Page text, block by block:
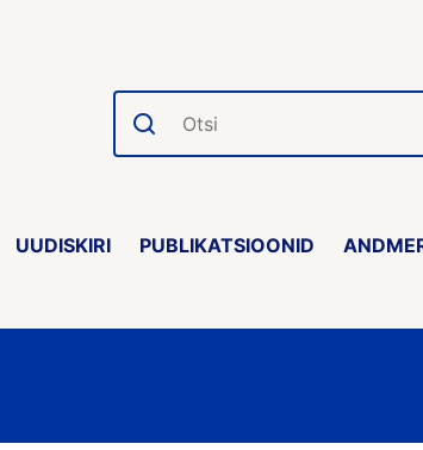
Otsi
UUDISKIRI PUBLIKATSIOONID